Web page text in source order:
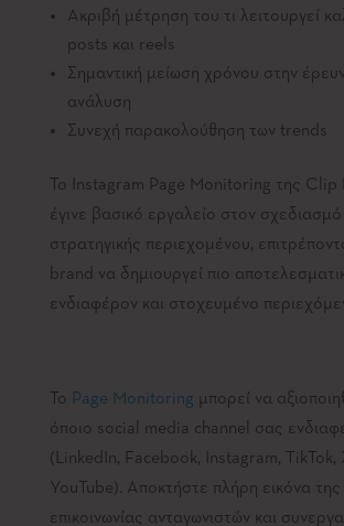
Ακριβή μέτρηση του τι λειτουργεί
posts και reels
Σημαντική μείωση χρόνου στην
ανάλυση
Συνεχή παρακολούθηση των trends
Το Instagram Page Monitoring της Clip
έγινε βασικό εργαλείο στον σχεδιασμό
στρατηγικής περιεχομένου,
brand να δημιουργεί πιο
ενδιαφέρον και στοχευμένο
Το Page Monitoring μπορεί να
όποιο social media channel σας
(LinkedIn, Facebook, Instagram, TikTok,
YouTube). Αποκτήστε πλήρη εικόνα της
επικοινωνίας ανταγωνιστών και